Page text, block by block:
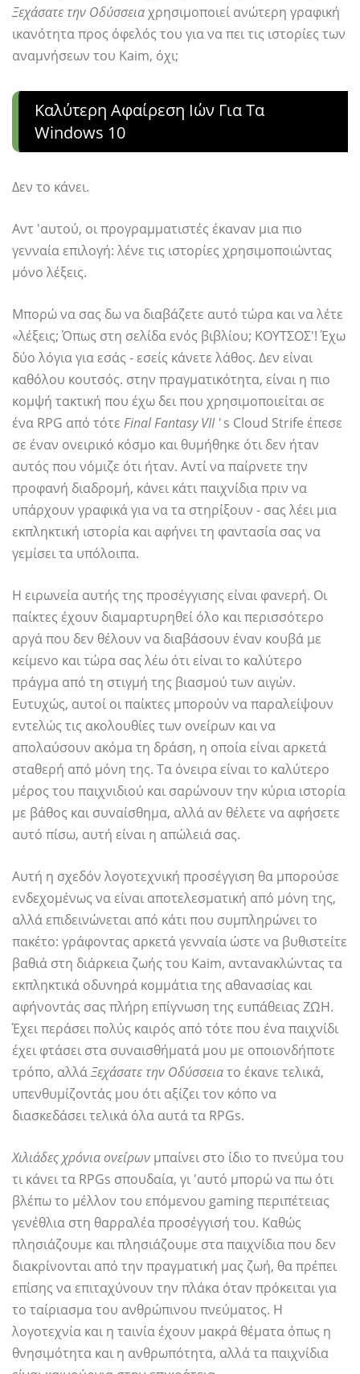
Ξεχάσατε την Οδύσσειαχρησιμοποιεί ανώτερη γραφική
ικανότητα προς όφελός του για να πει τις ιστορίες των
αναμνήσεων του Kaim, όχι;
Καλύτερη Αφαίρεση Ιών Για Τα
Windows 10
Δεν το κάνει.
Αντ 'αυτού, οι προγραμματιστές έκαναν μια πιο
γενναία επιλογή: λένε τις ιστορίες χρησιμοποιώντας
μόνο λέξεις.
Μπορώ να σας δω να διαβάζετε αυτό τώρα και να λέτε
«λέξεις; Όπως στη σελίδα ενός βιβλίου; ΚΟΥΤΣΟΣ'! Έχω
δύο λόγια για εσάς - εσείς κάνετε λάθος. Δεν είναι
καθόλου κουτσός. στην πραγματικότητα, είναι η πιο
κομψή τακτική που έχω δει που χρησιμοποιείται σε
ένα RPG από τότε Final Fantasy VII 's Cloud Strife έπεσε
σε έναν ονειρικό κόσμο και θυμήθηκε ότι δεν ήταν
αυτός που νόμιζε ότι ήταν. Αντί να παίρνετε την
προφανή διαδρομή, κάνει κάτι παιχνίδια πριν να
υπάρχουν γραφικά για να τα στηρίξουν - σας λέει μια
εκπληκτική ιστορία και αφήνει τη φαντασία σας να
γεμίσει τα υπόλοιπα.
Η ειρωνεία αυτής της προσέγγισης είναι φανερή. Οι
παίκτες έχουν διαμαρτυρηθεί όλο και περισσότερο
αργά που δεν θέλουν να διαβάσουν έναν κουβά με
κείμενο και τώρα σας λέω ότι είναι το καλύτερο
πράγμα από τη στιγμή της βιασμού των αιγών.
Ευτυχώς, αυτοί οι παίκτες μπορούν να παραλείψουν
εντελώς τις ακολουθίες των ονείρων και να
απολαύσουν ακόμα τη δράση, η οποία είναι αρκετά
σταθερή από μόνη της. Τα όνειρα είναι το καλύτερο
μέρος του παιχνιδιού και σαρώνουν την κύρια ιστορία
με βάθος και συναίσθημα, αλλά αν θέλετε να αφήσετε
αυτό πίσω, αυτή είναι η απώλειά σας.
Αυτή η σχεδόν λογοτεχνική προσέγγιση θα μπορούσε
ενδεχομένως να είναι αποτελεσματική από μόνη της,
αλλά επιδεινώνεται από κάτι που συμπληρώνει το
πακέτο: γράφοντας αρκετά γενναία ώστε να βυθιστείτε
βαθιά στη διάρκεια ζωής του Kaim, αντανακλώντας τα
εκπληκτικά οδυνηρά κομμάτια της αθανασίας και
αφήνοντάς σας πλήρη επίγνωση της ευπάθειας ΖΩΗ.
Έχει περάσει πολύς καιρός από τότε που ένα παιχνίδι
έχει φτάσει στα συναισθήματά μου με οποιονδήποτε
τρόπο, αλλάΞεχάσατε την Οδύσσειατο έκανε τελικά,
υπενθυμίζοντάς μου ότι αξίζει τον κόπο να
διασκεδάσει τελικά όλα αυτά τα RPGs.
Χιλιάδες χρόνια ονείρων μπαίνει στο ίδιο το πνεύμα του
τι κάνει τα RPGs σπουδαία, γι 'αυτό μπορώ να πω ότι
βλέπω το μέλλον του επόμενου gaming περιπέτειας
γενέθλια στη θαρραλέα προσέγγισή του. Καθώς
πλησιάζουμε και πλησιάζουμε στα παιχνίδια που δεν
διακρίνονται από την πραγματική μας ζωή, θα πρέπει
επίσης να επιταχύνουν την πλάκα όταν πρόκειται για
το ταίριασμα του ανθρώπινου πνεύματος. Η
λογοτεχνία και η ταινία έχουν μακρά θέματα όπως η
θνησιμότητα και η ανθρωπότητα, αλλά τα παιχνίδια